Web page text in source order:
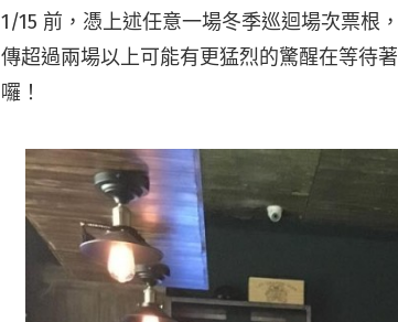
1/15 前，憑上述任意一場冬季巡迴場次票根
傳超過兩場以上可能有更猛烈的驚醒在等待
囉！